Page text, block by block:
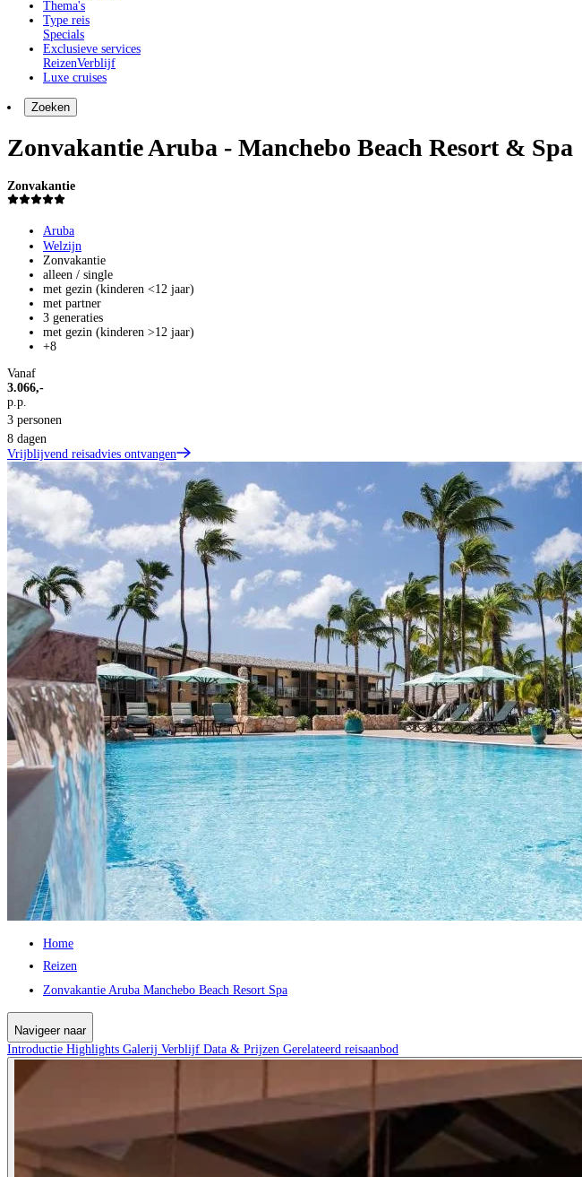
Thema's
Type reis
Specials
Exclusieve services
ReizenVerblijf
Luxe cruises
Zoeken
Zonvakantie Aruba - Manchebo Beach Resort & Spa
Zonvakantie
Aruba
Welzijn
Zonvakantie
alleen / single
met gezin (kinderen <12 jaar)
met partner
3 generaties
met gezin (kinderen >12 jaar)
+8
Vanaf
3.066,-
p.p.
3 personen
8 dagen
Vrijblijvend reisadvies ontvangen
Home
Reizen
Zonvakantie Aruba Manchebo Beach Resort Spa
Navigeer naar
Introductie Highlights Galerij Verblijf Data & Prijzen Gerelateerd reisaanbod